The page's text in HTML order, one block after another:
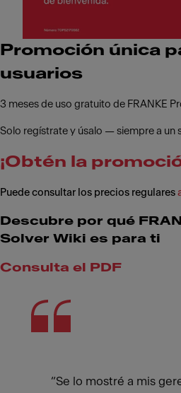
Promoción única
usuarios
3 meses de uso gratuito de FRANKE
Solo regístrate y úsalo — siempre a un
¡Obtén la
Puede consultar los precios regulares
Descubre por qué
Solver Wiki es para ti
Consulta el PDF
“Se lo mostré a mis